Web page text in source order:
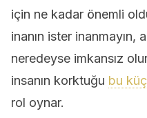
için ne kadar önemli
inanın ister inanmayın,
neredeyse imkansız
insanın korktuğu bu
rol oynar.